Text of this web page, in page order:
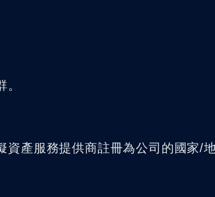
產服務提供商註冊為公司的國家/